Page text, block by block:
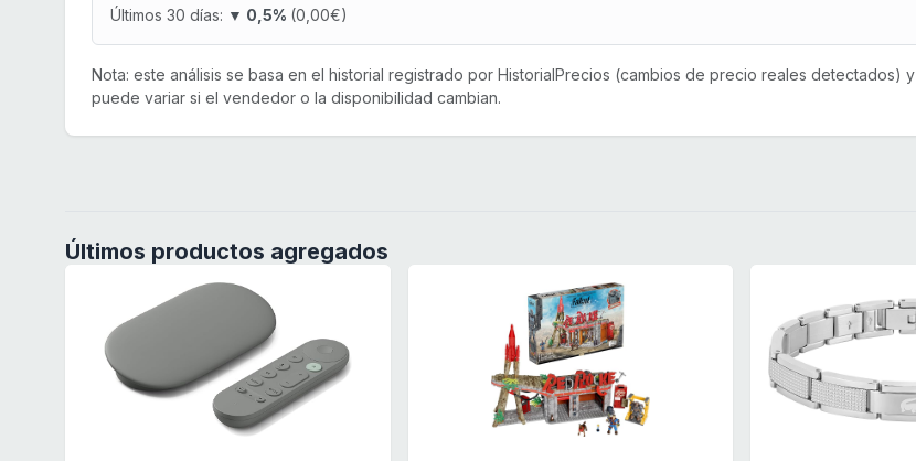
Últimos 30 días: ▼ 0,5% (0,00€)
Nota: este análisis se basa en el historial registrado por HistorialPrecios (cambios de precio reales detectados) y
puede variar si el vendedor o la disponibilidad cambian.
Últimos productos agregados